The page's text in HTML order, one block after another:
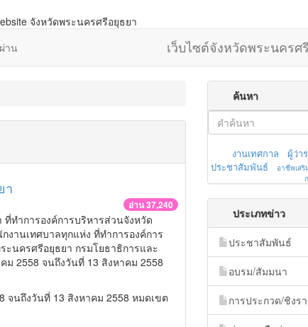
าน เว็บไซต์จังหวัดพระนครศ
า
อ่าน 37,240
ทำการองค์การบริหารส่วนจังหวัด
านเทศบาลทุกแห่ง ที่ทำการองค์การ
ะนครศรีอยุธยา กรมโยธาธิการและ
ม 2558 จนถึงวันที่ 13 สิงหาคม 2558
จนถึงวันที่ 13 สิงหาคม 2558 หมดเขต
ค้นหา
งานเทศกาล ผู้ว่า
ประชาสัมพันธ์
อาชีพเสริ
ประเภทข่าว
ประชาสัมพันธ์
อบรม/สัมมนา
การประกวด/ชิงร